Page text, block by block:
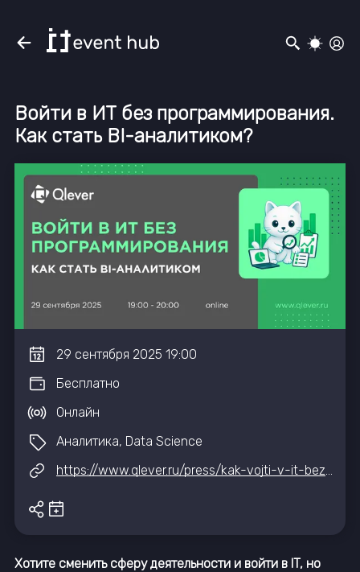
Войти в ИТ без программирования.
Как стать BI-аналитиком?
29 сентября 2025 19:00
Бесплатно
Онлайн
Аналитика, Data Science
https://www.qlever.ru/press/kak-vojti-v-it-bez-koda-i-programmirovaniya-bi-analitika
Хотите сменить сферу деятельности и войти в IT, но